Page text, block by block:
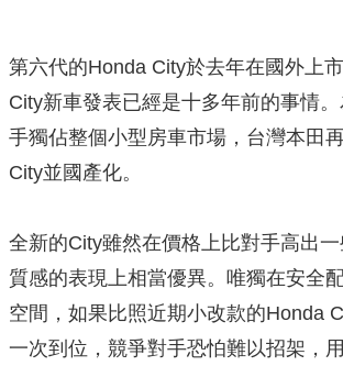
第六代的Honda City於去年在國外上
City新車發表已經是十多年前的事情
手獨佔整個小型房車市場，台灣本田
City並國產化。
全新的City雖然在價格上比對手高出
質感的表現上相當優異。唯獨在安全
空間，如果比照近期小改款的Honda
一次到位，競爭對手恐怕難以招架，